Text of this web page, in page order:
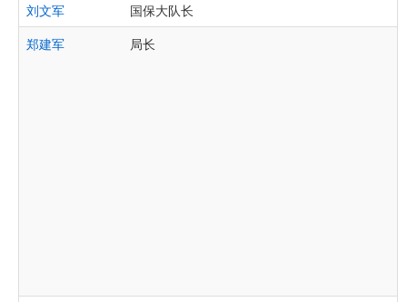
刘文军
国保大队长
郑建军
局长